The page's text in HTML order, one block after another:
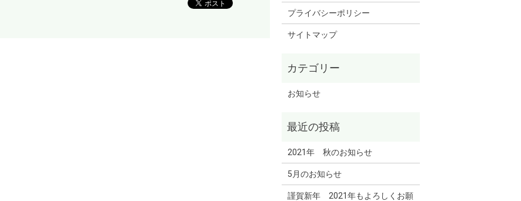
プライバシーポリシー
サイトマップ
お知らせ
2021年 秋のお知らせ
5月のお知らせ
謹賀新年 2021年もよろしくお願